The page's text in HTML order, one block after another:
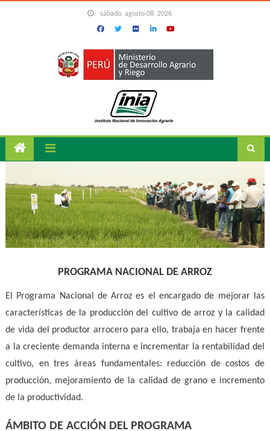
sábado, agosto 08, 2026
PROGRAMA NACIONAL DE ARROZ
El Programa Nacional de Arroz es el encargado de mejorar las
características de la producción del cultivo de arroz y la calidad
de vida del productor arrocero para ello, trabaja en hacer frente
a la creciente demanda interna e incrementar la rentabilidad del
cultivo, en tres áreas fundamentales: reducción de costos de
producción, mejoramiento de la calidad de grano e incremento
de la productividad.
ÁMBITO DE ACCIÓN DEL PROGRAMA